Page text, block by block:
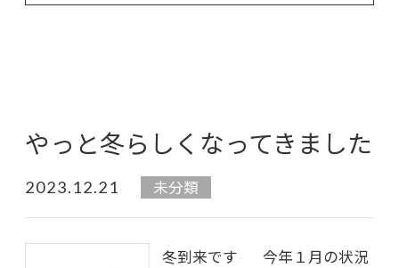
やっと冬らしくなってきました
2023.12.21 未分類
冬到来です 今年１月の状況